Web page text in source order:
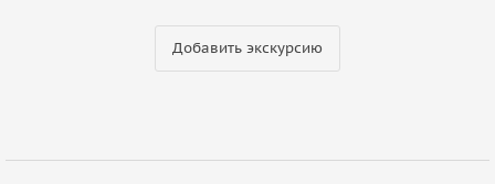
Добавить экскурсию